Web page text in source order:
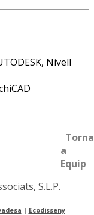
Nivell
Torna
a
Equip
S.L.P.
| Ecodisseny